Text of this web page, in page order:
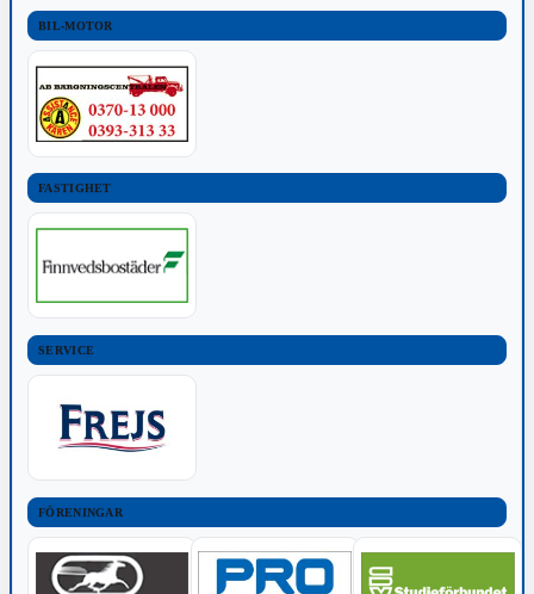
BIL-MOTOR
FASTIGHET
SERVICE
FÖRENINGAR